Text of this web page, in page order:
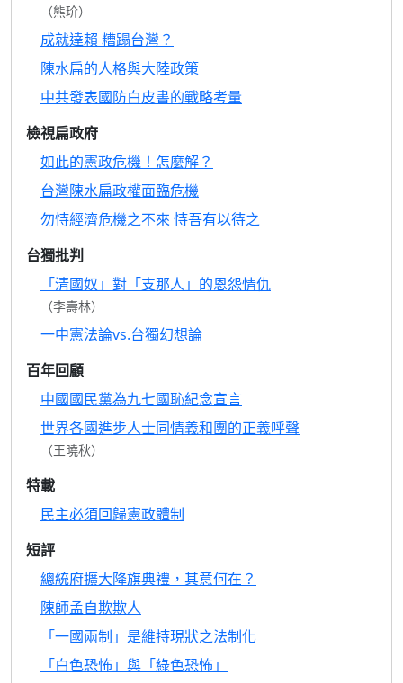
（熊玠）
成就達賴 糟蹋台灣？
陳水扁的人格與大陸政策
中共發表國防白皮書的戰略考量
檢視扁政府
如此的憲政危機！怎麼解？
台灣陳水扁政權面臨危機
勿恃經濟危機之不來 恃吾有以待之
台獨批判
「清國奴」對「支那人」的恩怨情仇
（李壽林）
一中憲法論vs.台獨幻想論
百年回顧
中國國民黨為九七國恥紀念宣言
世界各國進步人士同情義和團的正義呼聲
（王曉秋）
特載
民主必須回歸憲政體制
短評
總統府擴大降旗典禮，其意何在？
陳師孟自欺欺人
「一國兩制」是維持現狀之法制化
「白色恐怖」與「綠色恐怖」